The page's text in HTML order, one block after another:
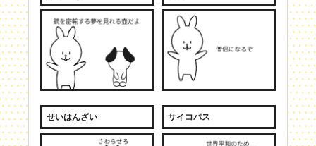
せいはんざい サイコパス